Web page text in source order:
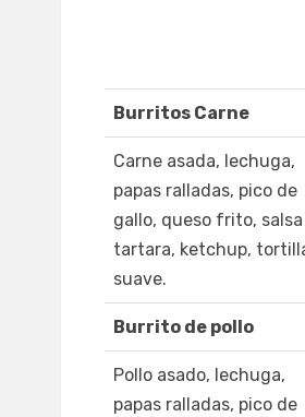
Burritos Carne
Carne asada, lechuga,
papas ralladas, pico de
gallo, queso frito, salsa
tartara, ketchup,
suave.
Burrito de pollo
Pollo asado, lechuga,
papas ralladas, pico de